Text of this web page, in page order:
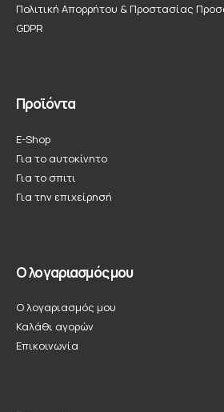
Πολιτική Απορρήτου & Προστασίας
GDPR
Προϊόντα
E-Shop
Για το αυτοκίνητο
Για το σπιτι
Για την επιχείρησή
Ο λογαριασμός μου
Ο λογαριασμός μου
Καλάθι αγορών
Επικοινωνία